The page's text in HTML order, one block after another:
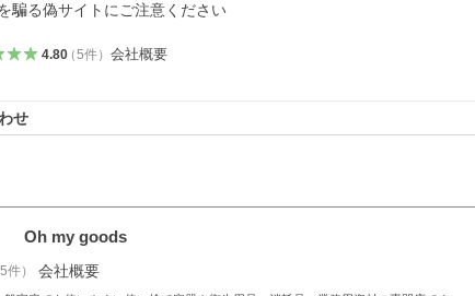
騙る偽サイトにご注意ください
4.80（5件） 会社概要
せ
Oh my goods
5件） 会社概要